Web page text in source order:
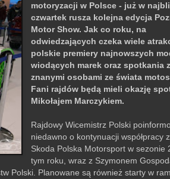
motoryzacji w Polsce - już w
czwartek rusza kolejna edycja
Motor Show. Jak co roku, na
odwiedzających czeka wiele
polskie premiery najnowszych
wiodących marek oraz spotkania
znanymi osobami ze świata
Fani rajdów będą mieli okazję
Mikołajem Marczykiem.
Rajdowy Wicemistrz Polski
niedawno o kontynuacji współpracy
Skoda Polska Motorsport w sezonie
tym roku, wraz z Szymonem
Polski. Planowane są również starty w